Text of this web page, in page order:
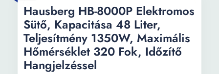
Hausberg HB-8000P Elektromos
Sütő, Kapacitása 48 Liter,
Teljesítmény 1350W, Maximális
Hőmérséklet 320 Fok, Időzítő
Hangjelzéssel